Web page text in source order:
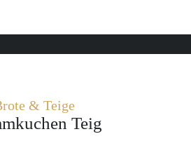
& Teige
Teig